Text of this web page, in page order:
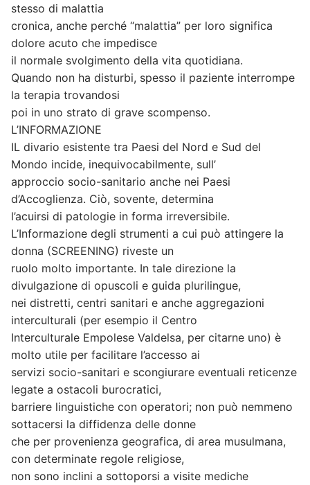
stesso di malattia
cronica, anche perché “malattia” per loro significa
dolore acuto che impedisce
il normale svolgimento della vita quotidiana.
Quando non ha disturbi, spesso il paziente interrompe
la terapia trovandosi
poi in uno strato di grave scompenso.
L’INFORMAZIONE
IL divario esistente tra Paesi del Nord e Sud del
Mondo incide, inequivocabilmente, sull’
approccio socio-sanitario anche nei Paesi
d’Accoglienza. Ciò, sovente, determina
l’acuirsi di patologie in forma irreversibile.
L’Informazione degli strumenti a cui può attingere la
donna (SCREENING) riveste un
ruolo molto importante. In tale direzione la
divulgazione di opuscoli e guida plurilingue,
nei distretti, centri sanitari e anche aggregazioni
interculturali (per esempio il Centro
Interculturale Empolese Valdelsa, per citarne uno) è
molto utile per facilitare l’accesso ai
servizi socio-sanitari e scongiurare eventuali reticenze
legate a ostacoli burocratici,
barriere linguistiche con operatori; non può nemmeno
sottacersi la diffidenza delle donne
che per provenienza geografica, di area musulmana,
con determinate regole religiose,
non sono inclini a sottoporsi a visite mediche